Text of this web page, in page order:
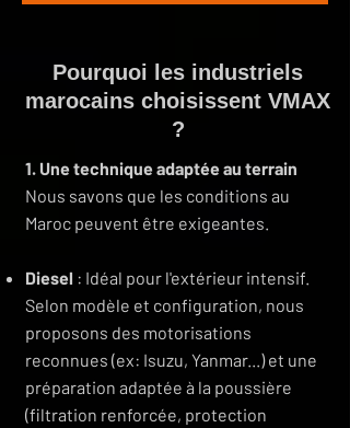
Pourquoi les industriels
marocains choisissent VMAX
?
1. Une technique adaptée au terrain
Nous savons que les conditions au
Maroc peuvent être exigeantes.
Diesel : Idéal pour l'extérieur intensif.
Selon modèle et configuration, nous
proposons des motorisations
reconnues (ex: Isuzu, Yanmar...) et une
préparation adaptée à la poussière
(filtration renforcée, protection